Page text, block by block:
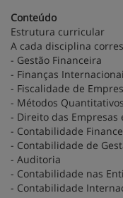
Conteúdo
Estrutura curricular
A cada disciplina
- Gestão Financeira
- Finanças
- Fiscalidade de
- Métodos Quantitativos
- Direito das Empresas
- Contabilidade
- Contabilidade de
- Auditoria
- Contabilidade nas
- Contabilidade